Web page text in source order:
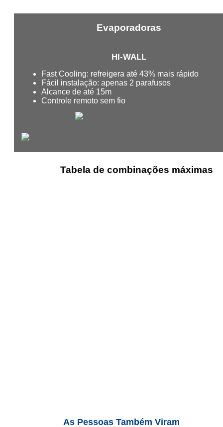
Evaporadoras
HI-WALL
Fast Cooling: refreigera até 43% mais rápido
Fácil instalação: apenas 2 parafusos
Alcance de até 15m
Controle remoto sem fio
Tabela de combinações máximas
As Pessoas Também Viram